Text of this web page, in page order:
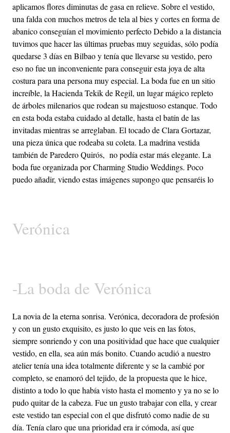
aplicamos flores diminutas de gasa en relieve. Sobre el vestido,
una falda con muchos metros de tela al bies y cortes en forma de
abanico conseguían el movimiento perfecto Debido a la distancia
tuvimos que hacer las últimas pruebas muy seguidas, sólo podía
quedarse 3 días en Bilbao y tenía que llevarse su vestido, pero
eso no fue un inconveniente para conseguir esta joya de alta
costura para una persona muy especial. La boda fue en un sitio
increíble, la Hacienda Tekik de Regil, un lugar mágico repleto
de árboles milenarios que rodean su majestuoso estanque. Todo
en esta boda estaba cuidado al detalle, hasta el batín de las
invitadas mientras se arreglaban. El tocado de Clara Gortazar,
una pieza única que rodeaba su coleta. La madrina vestida
también de Paredero Quirós, no podía estar más elegante. La
boda fue organizada por Charming Studio Weddings. Poco
puedo añadir, viendo estas imágenes supongo que pensaréis lo
Verónica
-La boda de Verónica
La novia de la eterna sonrisa. Verónica, decoradora de profesión
y con un gusto exquisito, es justo lo que veis en las fotos,
siempre sonriendo y con una positividad que hace que cualquier
vestido, en ella, sea aún más bonito. Cuando acudió a nuestro
atelier tenía una idea totalmente diferente y se la cambié por
completo, se enamoró del tejido, de la propuesta que le hice,
distinto a todo lo que había visto hasta el momento y ya no se lo
pudo quitar de la cabeza. Fue un gusto trabajar con ella, y crear
este vestido tan especial con el que disfrutó como nadie de su
día. Tenía claro que una prioridad era ir cómoda, así que